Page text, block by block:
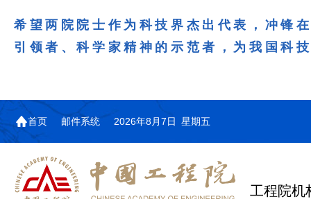
希望两院院士作为科技界杰出代表，冲锋
引领者、科学家精神的示范者，为我国科
首页 邮件系统 2026年8月7日 星期五
工程院机